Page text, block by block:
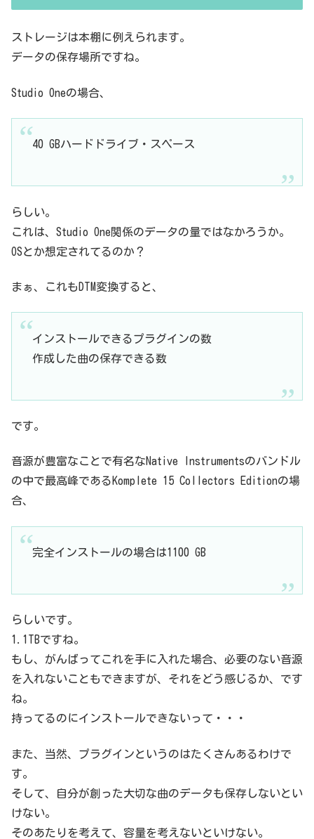
ストレージは本棚に例えられます。
データの保存場所ですね。
Studio Oneの場合、
40 GBハードドライブ・スペース
らしい。
これは、Studio One関係のデータの量ではなかろうか。
OSとか想定されてるのか？
まぁ、これもDTM変換すると、
インストールできるプラグインの数
作成した曲の保存できる数
です。
音源が豊富なことで有名なNative Instrumentsのバンドル
の中で最高峰であるKomplete 15 Collectors Editionの場
合、
完全インストールの場合は1100 GB
らしいです。
1.1TBですね。
もし、がんばってこれを手に入れた場合、必要のない音源
を入れないこともできますが、それをどう感じるか、です
ね。
持ってるのにインストールできないって・・・
また、当然、プラグインというのはたくさんあるわけで
す。
そして、自分が創った大切な曲のデータも保存しないとい
けない。
そのあたりを考えて、容量を考えないといけない。